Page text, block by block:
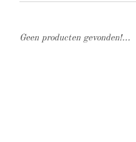
Geen producten gevonden!...